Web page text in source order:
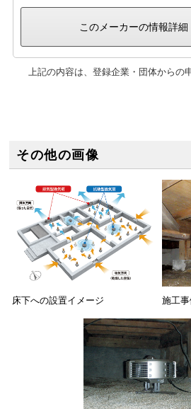
このメーカーの情報詳
上記の内容は、登録企業・団体からの
その他の画像
床下への設置イメージ 施工事